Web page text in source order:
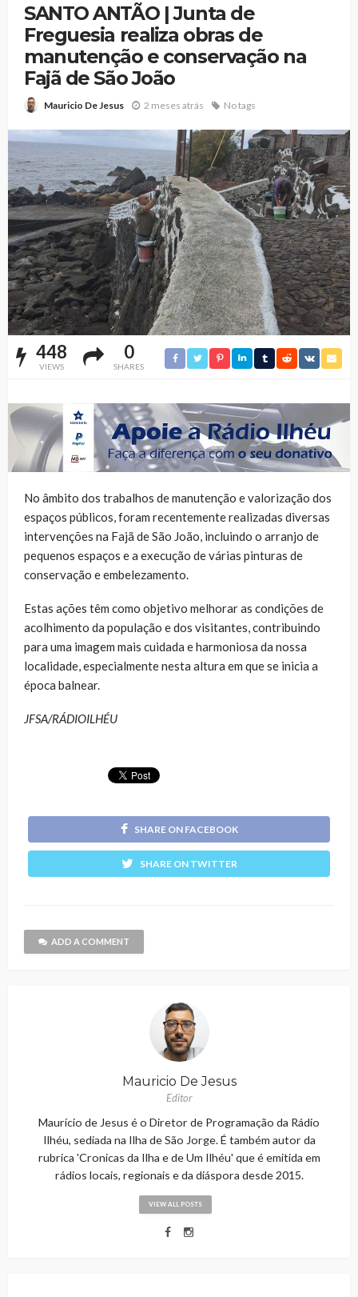
SANTO ANTÃO | Junta de
Freguesia realiza obras de
manutenção e conservação na
Fajã de São João
Mauricio De Jesus 2 meses atrás No tags
448
VIEWS
0
SHARES
No âmbito dos trabalhos de manutenção e valorização dos
espaços públicos, foram recentemente realizadas diversas
intervenções na Fajã de São João, incluindo o arranjo de
pequenos espaços e a execução de várias pinturas de
conservação e embelezamento.
Estas ações têm como objetivo melhorar as condições de
acolhimento da população e dos visitantes, contribuindo
para uma imagem mais cuidada e harmoniosa da nossa
localidade, especialmente nesta altura em que se inicia a
época balnear.
JFSA/RÁDIOILHÉU
SHARE ON FACEBOOK
SHARE ON TWITTER
ADD A COMMENT
Mauricio De Jesus
Editor
Maurício de Jesus é o Diretor de Programação da Rádio
Ilhéu, sediada na Ilha de São Jorge. É também autor da
rubrica 'Cronicas da Ilha e de Um Ilhéu' que é emitida em
rádios locais, regionais e da diáspora desde 2015.
VIEW ALL POSTS